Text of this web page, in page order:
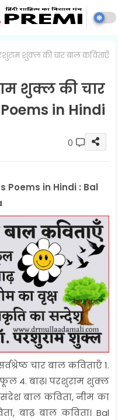
शुक्ल की चार बाल कविताएँ
शुक्ल की चार
in Hindi
0
Poems in Hindi : Bal
चार बाल कविताएँ 1.
फूल 4. बाढ़। परशुराम शुक्ल
बाल कविता, नीम का
बाढ़ बाल कविता। Bal